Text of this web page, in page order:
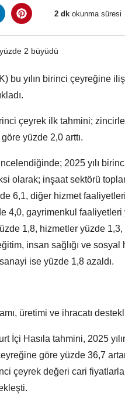
2 dk okunma süresi
bu yılın birinci çeyreğine
çeyrek ilk tahmini;
yüzde 2,0 arttı.
2025 yılı
olarak; inşaat sektörü
6,1, diğer hizmet
4,0, gayrimenkul
1,8, hizmetler yüzde
insan sağlığı ve
ise yüzde 1,8 azaldı.
üretimi ve ihracatı
İçi Hasıla tahmini, 2025
göre yüzde 36,7
çeyrek değeri cari fiyatlarla